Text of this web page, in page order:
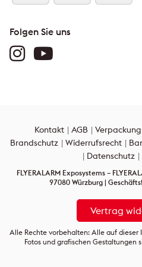
Folgen Sie uns
Kontakt AGB Verpackung
Brandschutz
Widerrufsrecht
Datenschutz
FLYERALARM Exposystems –
97080 Würzburg |
Vertrag
Alle Rechte vorbehalten: Alle auf dieser
Fotos und grafischen Gestaltungen